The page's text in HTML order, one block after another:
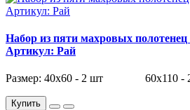
Набор из пяти махровых
Артикул: Рай
Размер: 40х60 - 2 шт 60х110 -
Купить